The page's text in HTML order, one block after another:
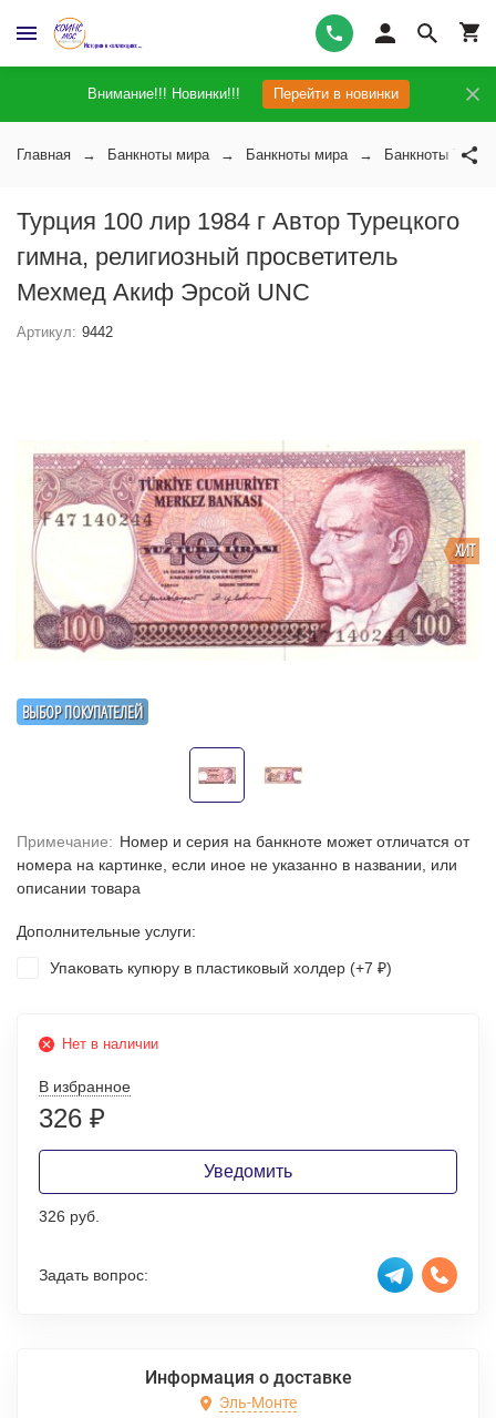
Внимание!!! Новинки!!! Перейти в новинки
Главная Банкноты мира Банкноты мира Банкноты
Турция 100 лир 1984 г Автор Турецкого
гимна, религиозный просветитель
Мехмед Акиф Эрсой UNC
Артикул: 9442
ВЫБОР ПОКУПАТЕЛЕЙ
ХИТ
Примечание: Номер и серия на банкноте может отличатся от
номера на картинке, если иное не указанно в названии, или
описании товара
Дополнительные услуги:
Упаковать купюру в пластиковый холдер (+7 ₽)
Нет в наличии
В избранное
326 ₽
Уведомить
326 руб.
Задать вопрос:
Информация о доставке
Эль-Монте